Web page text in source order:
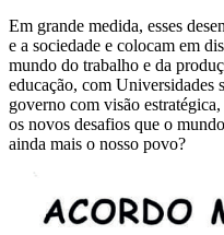
Em grande medida, esses
e a sociedade e colocam em
mundo do trabalho e da
educação, com Universidades
governo com visão
os novos desafios que o
ainda mais o nosso povo?